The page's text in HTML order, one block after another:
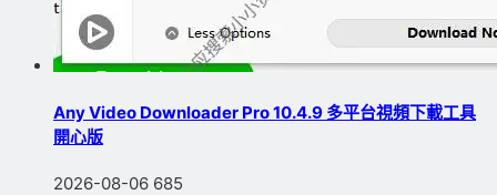
Any Video Downloader Pro 10.4.9 多平台視頻下載工具
開心版
2026-08-06 685